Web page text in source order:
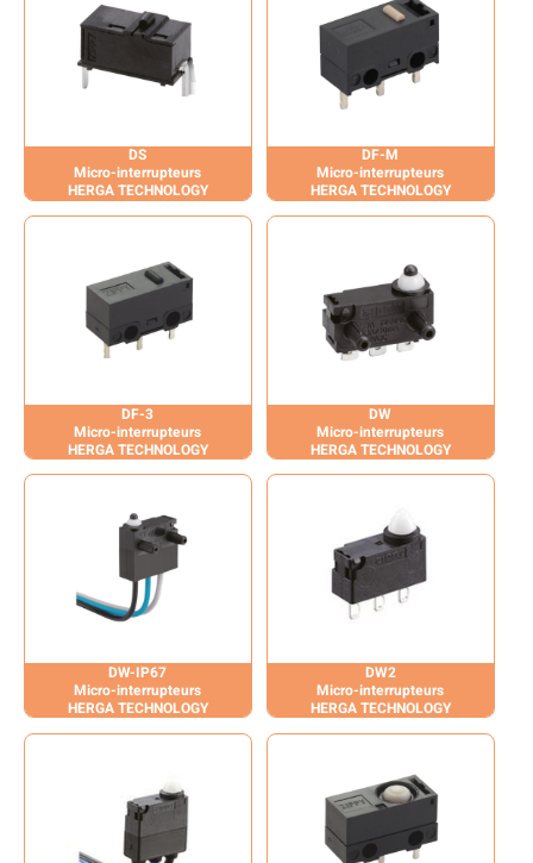
DS
Micro-interrupteurs
HERGA TECHNOLOGY
DF-M
Micro-interrupteurs
HERGA TECHNOLOGY
DF-3
Micro-interrupteurs
HERGA TECHNOLOGY
DW
Micro-interrupteurs
HERGA TECHNOLOGY
DW-IP67
Micro-interrupteurs
HERGA TECHNOLOGY
DW2
Micro-interrupteurs
HERGA TECHNOLOGY